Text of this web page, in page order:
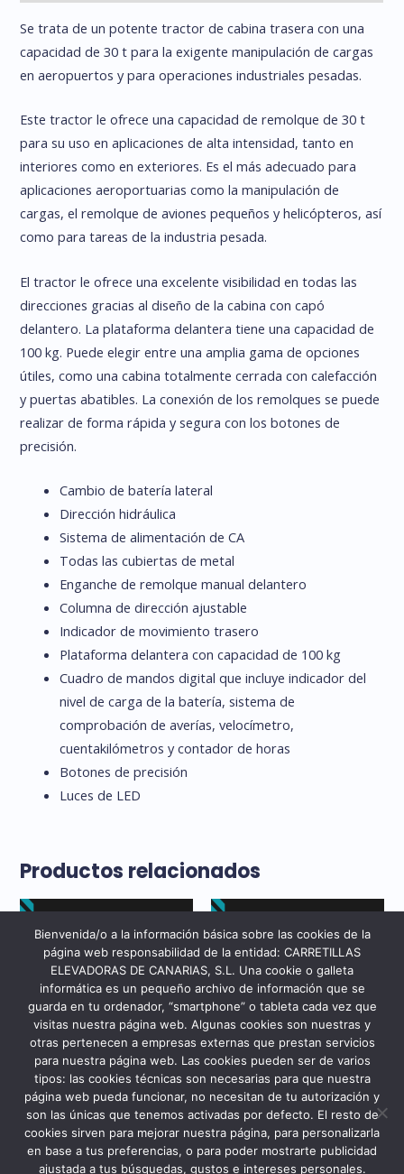
Se trata de un potente tractor de cabina trasera con una
capacidad de 30 t para la exigente manipulación de cargas
en aeropuertos y para operaciones industriales pesadas.
Este tractor le ofrece una capacidad de remolque de 30 t
para su uso en aplicaciones de alta intensidad, tanto en
interiores como en exteriores. Es el más adecuado para
aplicaciones aeroportuarias como la manipulación de
cargas, el remolque de aviones pequeños y helicópteros, así
como para tareas de la industria pesada.
El tractor le ofrece una excelente visibilidad en todas las
direcciones gracias al diseño de la cabina con capó
delantero. La plataforma delantera tiene una capacidad de
100 kg. Puede elegir entre una amplia gama de opciones
útiles, como una cabina totalmente cerrada con calefacción
y puertas abatibles. La conexión de los remolques se puede
realizar de forma rápida y segura con los botones de
precisión.
Cambio de batería lateral
Dirección hidráulica
Sistema de alimentación de CA
Todas las cubiertas de metal
Enganche de remolque manual delantero
Columna de dirección ajustable
Indicador de movimiento trasero
Plataforma delantera con capacidad de 100 kg
Cuadro de mandos digital que incluye indicador del
nivel de carga de la batería, sistema de
comprobación de averías, velocímetro,
cuentakilómetros y contador de horas
Botones de precisión
Luces de LED
Productos relacionados
Alquiler
BT LEVIO SILENCIOSA
Alquiler
BT LEVIO CON
PLATAFORMA
Bienvenida/o a la información básica sobre las cookies de la
página web responsabilidad de la entidad: CARRETILLAS
ELEVADORAS DE CANARIAS, S.L. Una cookie o galleta
informática es un pequeño archivo de información que se
guarda en tu ordenador, “smartphone” o tableta cada vez que
visitas nuestra página web. Algunas cookies son nuestras y
otras pertenecen a empresas externas que prestan servicios
para nuestra página web. Las cookies pueden ser de varios
tipos: las cookies técnicas son necesarias para que nuestra
página web pueda funcionar, no necesitan de tu autorización y
son las únicas que tenemos activadas por defecto. El resto de
cookies sirven para mejorar nuestra página, para personalizarla
en base a tus preferencias, o para poder mostrarte publicidad
ajustada a tus búsquedas, gustos e intereses personales.